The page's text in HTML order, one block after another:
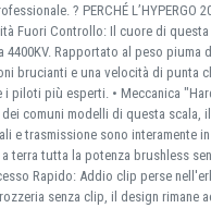
? PERCHÉ L’HYPERGO
Fuori Controllo: Il cuore di
4400KV. Rapportato al peso piuma
brucianti e una velocità di punta
i piloti più esperti. • Meccanica
comuni modelli di questa scala, il
e trasmissione sono interamente
terra tutta la potenza brushless
Rapido: Addio clip perse
senza clip, il design rimane